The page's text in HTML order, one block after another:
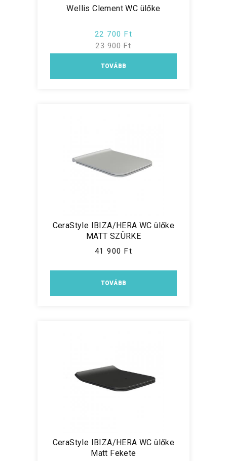
Wellis Clement WC ülőke
22 700 Ft
23 900 Ft
TOVÁBB
CeraStyle IBIZA/HERA WC ülőke
MATT SZÜRKE
41 900 Ft
TOVÁBB
CeraStyle IBIZA/HERA WC ülőke
Matt Fekete